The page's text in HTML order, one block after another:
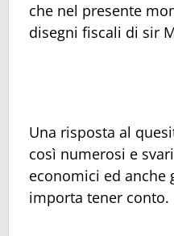
che nel presente
disegni fiscali di sir
Una risposta al
così numerosi e
economici ed anche
importa tener conto.